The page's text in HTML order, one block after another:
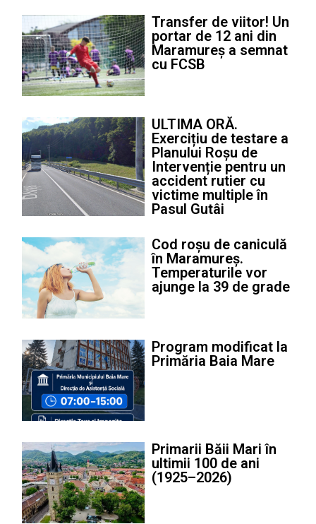
Transfer de viitor! Un
portar de 12 ani din
Maramureș a semnat
cu FCSB
ULTIMA ORĂ.
Exercițiu de testare a
Planului Roșu de
Intervenție pentru un
accident rutier cu
victime multiple în
Pasul Gutâi
Cod roșu de caniculă
în Maramureș.
Temperaturile vor
ajunge la 39 de grade
Program modificat la
Primăria Baia Mare
Primarii Băii Mari în
ultimii 100 de ani
(1925–2026)